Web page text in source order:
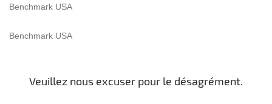
Benchmark USA
Benchmark USA
Veuillez nous excuser pour le désagrément.